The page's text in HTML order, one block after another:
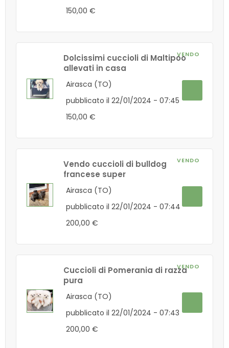
150,00 €
VENDO
Dolcissimi cuccioli di Maltipoo
allevati in casa
Airasca (TO)
pubblicato il 22/01/2024 - 07:45
150,00 €
VENDO
Vendo cuccioli di bulldog
francese super
Airasca (TO)
pubblicato il 22/01/2024 - 07:44
200,00 €
VENDO
Cuccioli di Pomerania di razza
pura
Airasca (TO)
pubblicato il 22/01/2024 - 07:43
200,00 €